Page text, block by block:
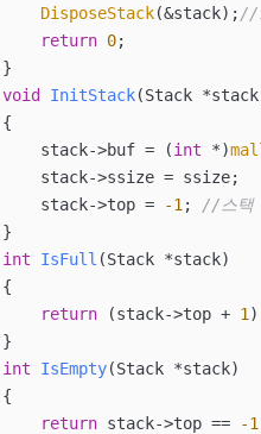
DisposeStack(&stack); //
return 0;
void
InitStack(Stack
{
    stack->buf = (
int *)
    stack->ssize = ssize;
    stack->top =
-1 ;
//스택
int
IsFull (Stack *stack)
{
return (stack->top + 1
int
IsEmpty(Stack *stack)
{
return stack->top == -1